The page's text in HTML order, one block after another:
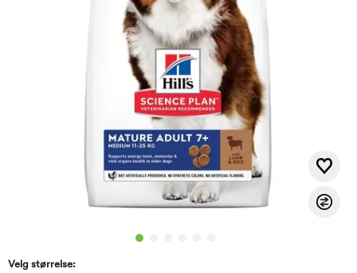
Velg størrelse: